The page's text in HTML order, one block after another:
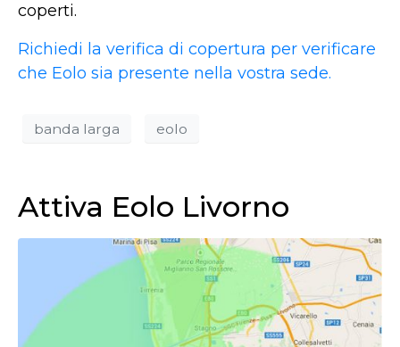
coperti.
Richiedi la verifica di copertura per verificare
che Eolo sia presente nella vostra sede.
banda larga eolo
Attiva Eolo Livorno